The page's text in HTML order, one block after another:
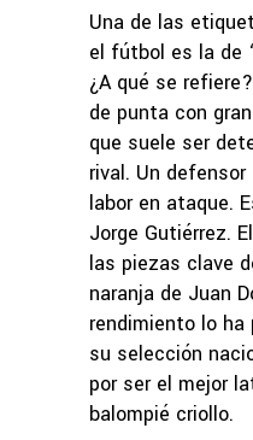
Una de las
el fútbol es la de
¿A qué se
de punta con
que suele ser
rival. Un
labor en ataque.
Jorge Gutiérrez.
las piezas clave
naranja de Juan
rendimiento lo
su selección
por ser el mejor
balompié criollo.